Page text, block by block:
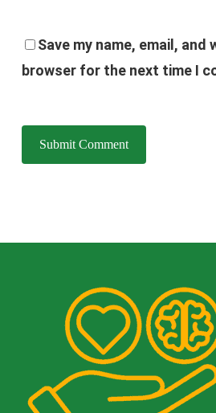
Save my name, email, and
browser for the next time I